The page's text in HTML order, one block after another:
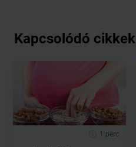
Kapcsolódó cikkek
1 perc